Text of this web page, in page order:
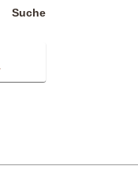
Suche